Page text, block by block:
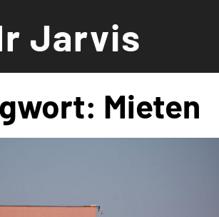
Jarvis
Mieten